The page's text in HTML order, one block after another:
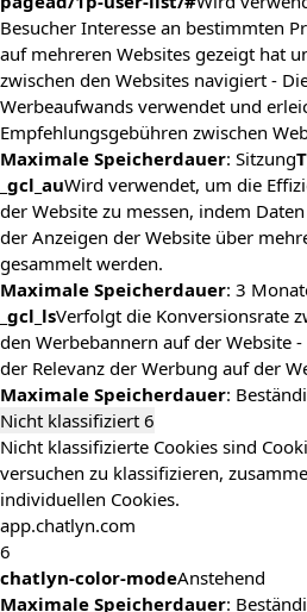
Besucher Interesse an bestimmten
auf mehreren Websites gezeigt hat
zwischen den Websites navigiert -
Werbeaufwands verwendet und
Empfehlungsgebühren zwischen
Maximale Speicherdauer: Sitzung
_gcl_auWird verwendet, um die
der Website zu messen, indem
der Anzeigen der Website über
gesammelt werden.
Maximale Speicherdauer: 3
_gcl_lsVerfolgt die Konversionsrate
den Werbebannern auf der Website
der Relevanz der Werbung auf der
Maximale Speicherdauer:
Nicht klassifiziert 6
Nicht klassifizierte Cookies sind
versuchen zu klassifizieren,
individuellen Cookies.
app.chatlyn.com
6
chatlyn-color-modeAnstehend
Maximale Speicherdauer: